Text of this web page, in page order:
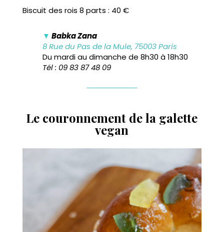
Biscuit des rois 8 parts : 40 €
▼ Babka Zana
8 Rue du Pas de la Mule, 75003 Paris
Du mardi au dimanche de 8h30 à 18h30
Tél : 09 83 87 48 09
Le couronnement de la galette
vegan